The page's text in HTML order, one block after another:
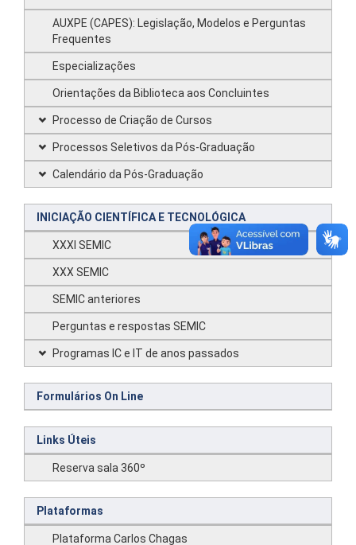
AUXPE (CAPES): Legislação, Modelos e Perguntas
Frequentes
Especializações
Orientações da Biblioteca aos Concluintes
Processo de Criação de Cursos
Processos Seletivos da Pós-Graduação
Calendário da Pós-Graduação
INICIAÇÃO CIENTÍFICA E TECNOLÓGICA
XXXI SEMIC
XXX SEMIC
SEMIC anteriores
Perguntas e respostas SEMIC
Programas IC e IT de anos passados
Formulários On Line
Links Úteis
Reserva sala 360º
Plataformas
Plataforma Carlos Chagas